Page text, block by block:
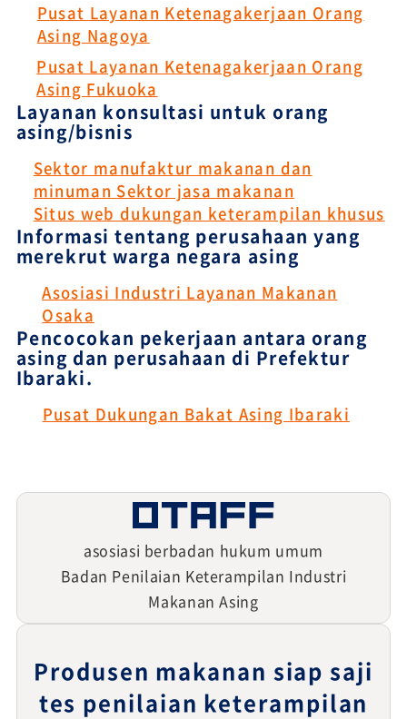
Pusat Layanan Ketenagakerjaan Orang
Asing Nagoya
Pusat Layanan Ketenagakerjaan Orang
Asing Fukuoka
Layanan konsultasi untuk orang
asing/bisnis
Sektor manufaktur makanan dan
minuman Sektor jasa makanan
Situs web dukungan keterampilan khusus
Informasi tentang perusahaan yang
merekrut warga negara asing
Asosiasi Industri Layanan Makanan
Osaka
Pencocokan pekerjaan antara orang
asing dan perusahaan di Prefektur
Ibaraki.
Pusat Dukungan Bakat Asing Ibaraki
asosiasi berbadan hukum umum
Badan Penilaian Keterampilan Industri
Makanan Asing
Produsen makanan siap saji
tes penilaian keterampilan